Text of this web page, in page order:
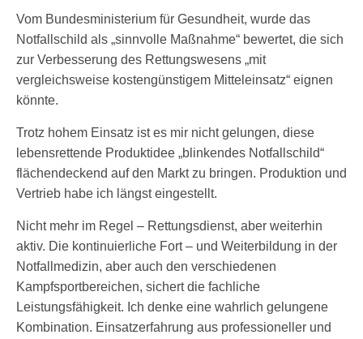
Vom Bundesministerium für Gesundheit, wurde das
Notfallschild als „sinnvolle Maßnahme“ bewertet, die sich
zur Verbesserung des Rettungswesens „mit
vergleichsweise kostengünstigem Mitteleinsatz“ eignen
könnte.
Trotz hohem Einsatz ist es mir nicht gelungen, diese
lebensrettende Produktidee „blinkendes Notfallschild“
flächendeckend auf den Markt zu bringen. Produktion und
Vertrieb habe ich längst eingestellt.
Nicht mehr im Regel – Rettungsdienst, aber weiterhin
aktiv. Die kontinuierliche Fort – und Weiterbildung in der
Notfallmedizin, aber auch den verschiedenen
Kampfsportbereichen, sichert die fachliche
Leistungsfähigkeit. Ich denke eine wahrlich gelungene
Kombination. Einsatzerfahrung aus professioneller und